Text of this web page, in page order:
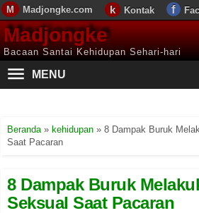
Madjongke.com Kontak
Madjongke
Bacaan Santai Kehidupan Sehari-hari
MENU
Beranda» kehidupan » 8 Dampak Buruk
Saat Pacaran
8 Dampak Buruk
Seksual Saat Pacaran